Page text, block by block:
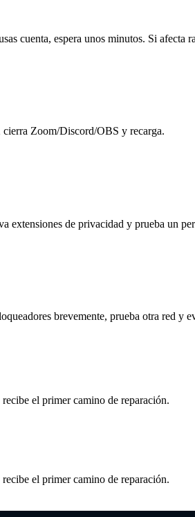
cuenta, espera unos minutos. Si afecta
Zoom/Discord/OBS y recarga.
extensiones de privacidad y prueba un
brevemente, prueba otra red y
el primer camino de reparación.
el primer camino de reparación.